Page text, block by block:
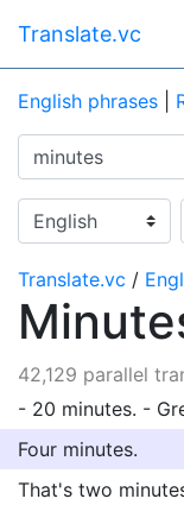
Translate.vc
English phrases
Translate.vc /
42,129 parallel
- 20 minutes. -
Four minutes.
That's two